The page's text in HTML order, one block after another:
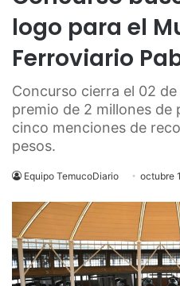
logo para el
Ferroviario
Concurso cierra el 02
premio de 2 millones de
cinco menciones de
pesos.
Equipo TemucoDiario octubre